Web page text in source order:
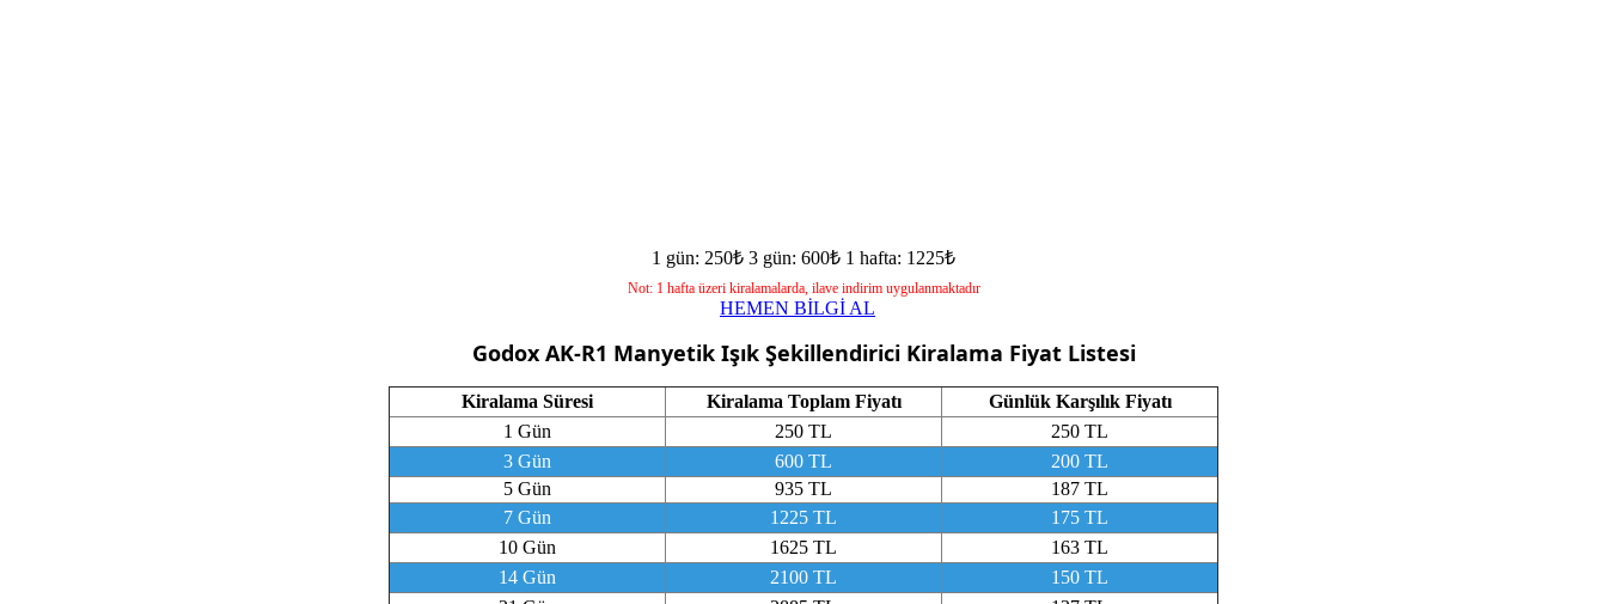
1 gün: 250₺ 3 gün: 600₺ 1 hafta: 1225₺
Not: 1 hafta üzeri kiralamalarda, ilave indirim uygulanmaktadır
HEMEN BİLGİ AL
Godox AK-R1 Manyetik Işık Şekillendirici Kiralama Fiyat Listesi
Kiralama Süresi Kiralama Toplam Fiyatı
Günlük Karşılık Fiyatı
1 Gün
250 TL
250 TL
3 Gün
600 TL
200 TL
5 Gün
935 TL
187 TL
7 Gün
1225 TL
175 TL
10 Gün
1625 TL
163 TL
14 Gün
2100 TL
150 TL